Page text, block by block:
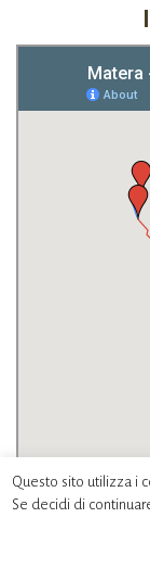
Questo sito utilizza i
Se decidi di